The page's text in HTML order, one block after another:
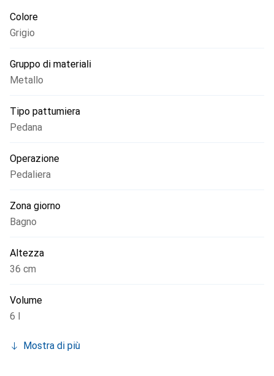
Colore
Grigio
Gruppo di materiali
Metallo
Tipo pattumiera
Pedana
Operazione
Pedaliera
Zona giorno
Bagno
Altezza
36 cm
Volume
6 l
Mostra di più